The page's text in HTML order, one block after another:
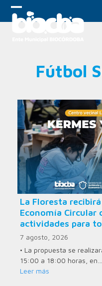
Skip
Open
Close
Fútbol
La Floresta
Economía Circular
actividades para
7 agosto, 2026
• La propuesta se
15:00 a 18:00 horas, en…
Leer más